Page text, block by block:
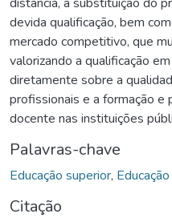
devida qualificação, bem
mercado competitivo, que
valorizando a qualificação
diretamente sobre a
profissionais e a formação e
docente nas instituições
Palavras-chave
Educação superior,
Citação